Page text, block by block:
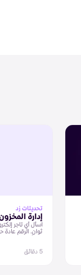
تحديثات زد
إدارة
اسأل أي تاجر
ثوانٍ. الرقم
5 دقائق